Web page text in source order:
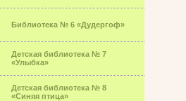
Библиотека № 6 «Дудергоф»
Детская библиотека № 7
«Улыбка»
Детская библиотека № 8
«Синяя птица»